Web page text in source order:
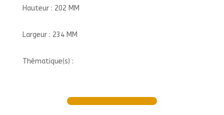
Hauteur : 202 MM
Largeur : 234 MM
Thématique(s) :